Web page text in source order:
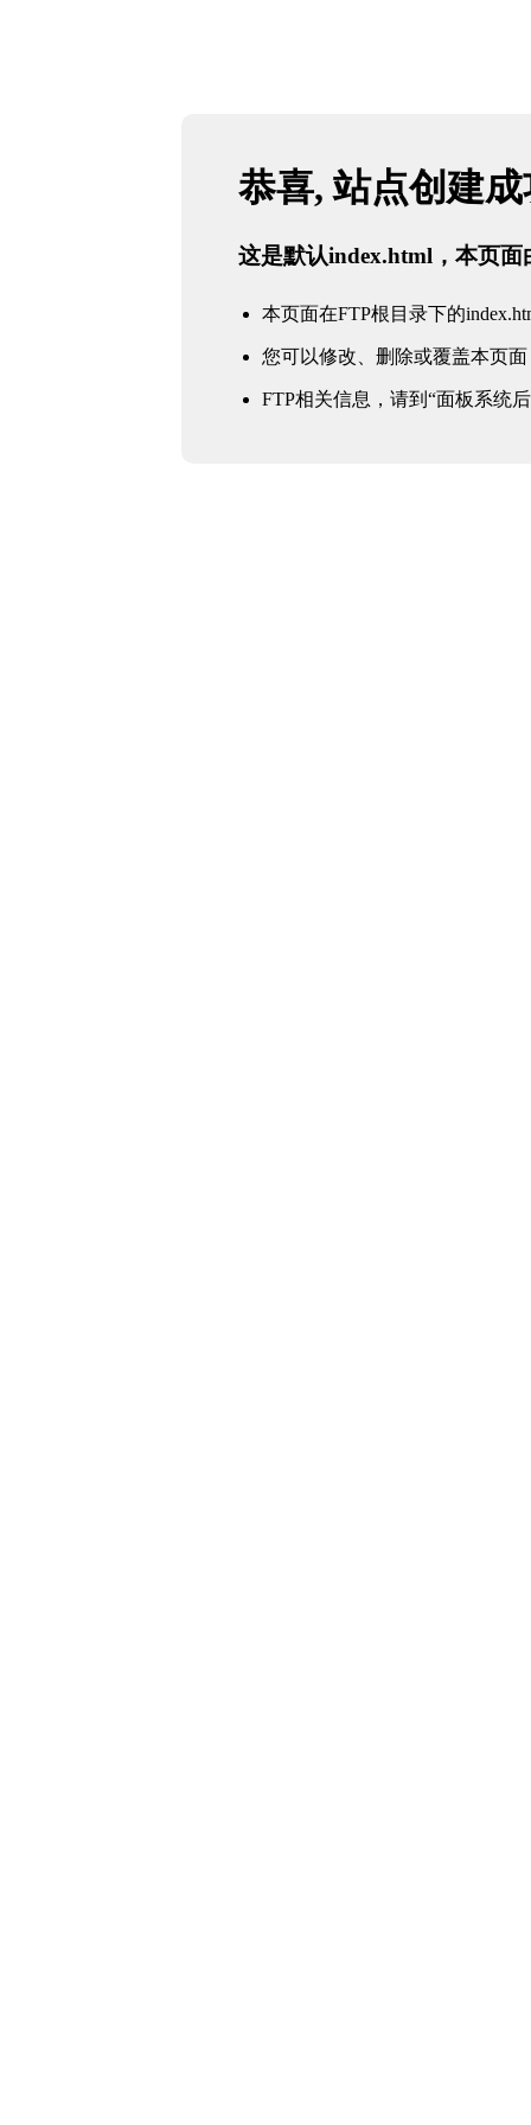
恭喜, 站点创建
这是默认index.html，本页面
本页面在FTP根目录下的
您可以修改、删除或覆盖本页面
FTP相关信息，请到“面板系统